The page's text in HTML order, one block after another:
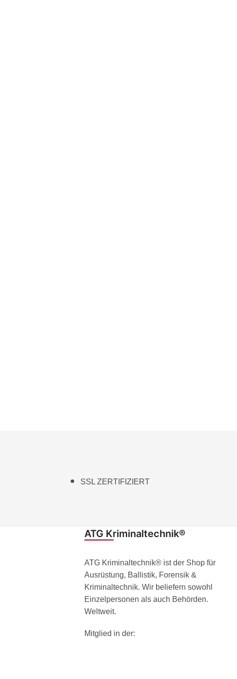
SSL ZERTIFIZIERT
ATG Kriminaltechnik®
ATG Kriminaltechnik® ist der Shop für
Ausrüstung, Ballistik, Forensik &
Kriminaltechnik. Wir beliefern sowohl
Einzelpersonen als auch Behörden.
Weltweit.
Mitglied in der: